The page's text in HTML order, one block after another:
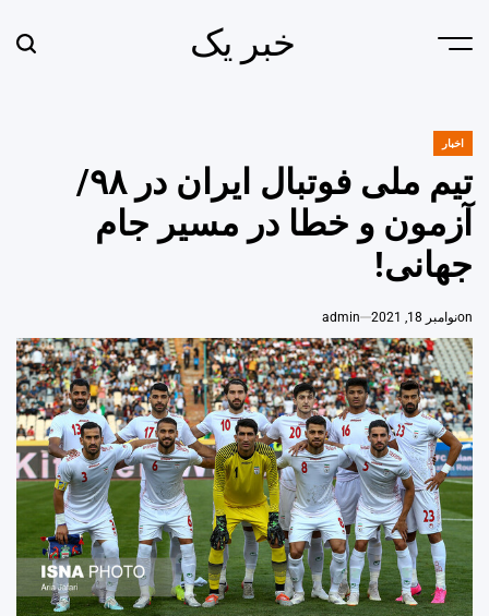
Menu خبر یک
POSTED
اخبار
تیم ملی فوتبال ایران در ۹۸/
آزمون و خطا در مسیر جام
جهانی!
onنوامبر 18, 2021 admin